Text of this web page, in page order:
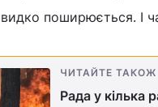
поширюється. І
ЧИТАЙТЕ ТАКОЖ
Рада у кілька